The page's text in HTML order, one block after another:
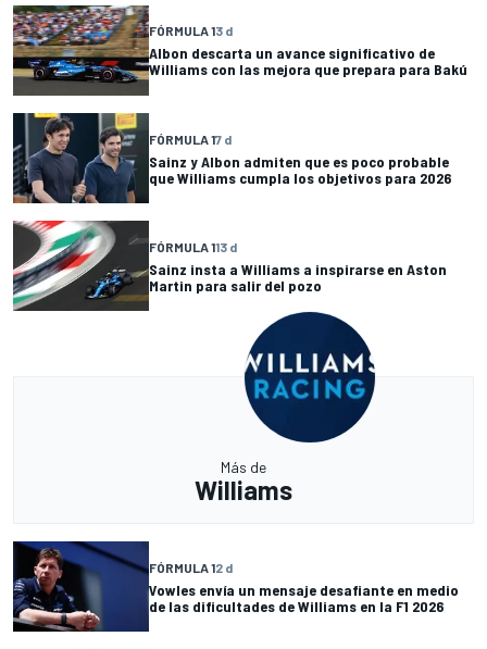
FÓRMULA 13 d
Albon descarta un avance significativo de
Williams con las mejora que prepara para Bakú
FÓRMULA 17 d
Sainz y Albon admiten que es poco probable
que Williams cumpla los objetivos para 2026
FÓRMULA 113 d
Sainz insta a Williams a inspirarse en Aston
Martin para salir del pozo
Más de
Williams
FÓRMULA 12 d
Vowles envía un mensaje desafiante en medio
de las dificultades de Williams en la F1 2026